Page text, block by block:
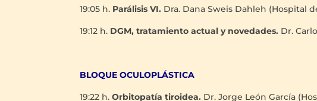
19:05 h. Parálisis VI. Dra. Dana Sweis Dahleh (Hospital
19:12 h. DGM, tratamiento actual y novedades. Dr.
BLOQUE OCULOPLÁSTICA
19:22 h.Orbitopatía tiroidea. Dr. Jorge León García